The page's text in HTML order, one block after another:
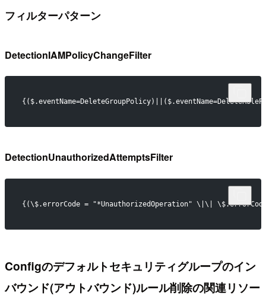
フィルターパターン
DetectionIAMPolicyChangeFilter
DetectionUnauthorizedAttemptsFilter
{(\$.errorCode = "*UnauthorizedOperation" \|\|
Configのデフォルトセキュリティグループのイン
バウンド(アウトバウンド)ルール削除の関連リソー